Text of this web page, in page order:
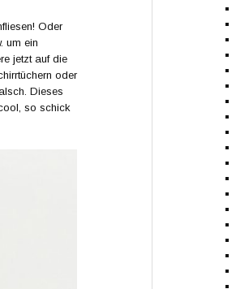
Oder
um ein
jetzt auf die
oder
Dieses
so schick